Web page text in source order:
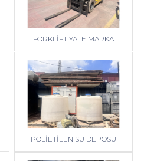
FORKLİFT YALE MARKA
POLİETİLEN SU DEPOSU